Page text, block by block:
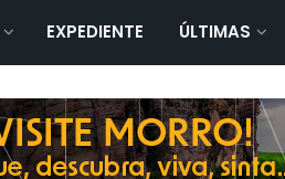
EXPEDIENTE ÚLTIMAS